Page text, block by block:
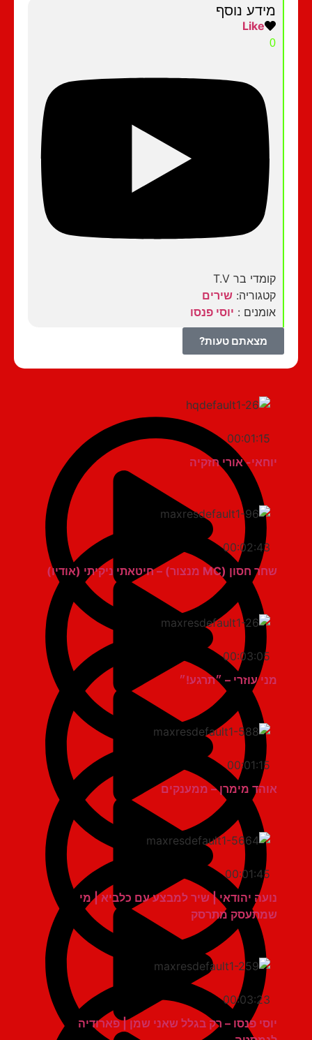
מידע נוסף
קומדי בר T.V
קטגוריה:שירים
אומנים :יוסי פנסו
מצאתם טעות?
00:01:15
יוחאי- אורי חזקיה
00:02:43
שחר חסון (MC מנצור) – חיטאתי ניקיתי (אודיו)
00:03:05
מני עוזרי – ״תרגע!״
00:01:15
אוהד מימרן – ממענקים
00:01:45
נועה יהודאי | שיר למבצע עם כלביא | מי
שמתעסק מתרסק
00:03:23
יוסי פנסו – רק בגלל שאני שמן | פארודיה